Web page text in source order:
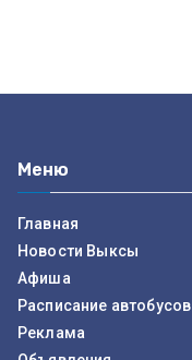
Меню
Главная
Новости Выксы
Афиша
Расписание автобусов
Реклама